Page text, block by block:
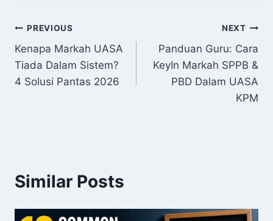
Post
navigation
PREVIOUS
Kenapa Markah UASA
Tiada Dalam Sistem?
4 Solusi Pantas 2026
NEXT
Panduan Guru: Cara
KeyIn Markah SPPB &
PBD Dalam UASA
KPM
Similar Posts